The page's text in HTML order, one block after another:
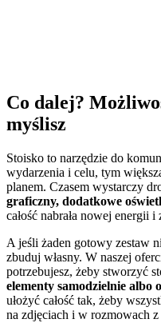
Co dalej?
myślisz
Stoisko to narzędzie do
wydarzenia i celu, tym
planem. Czasem wystarczy
graficzny, dodatkowe
całość nabrała nowej energii
A jeśli żaden gotowy zestaw
zbuduj własny. W naszej
potrzebujesz, żeby stworzyć
elementy samodzielnie albo
ułożyć całość tak, żeby
na zdjęciach i w rozmowach